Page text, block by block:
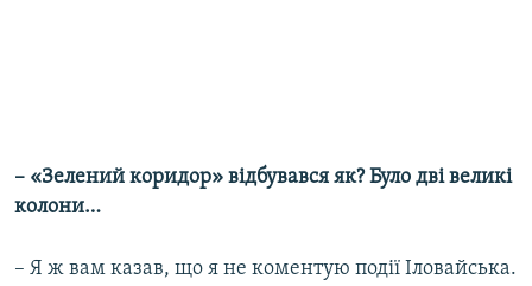
– «Зелений коридор» відбувався як? Було дві великі
колони…
– Я ж вам казав, що я не коментую події Іловайська.